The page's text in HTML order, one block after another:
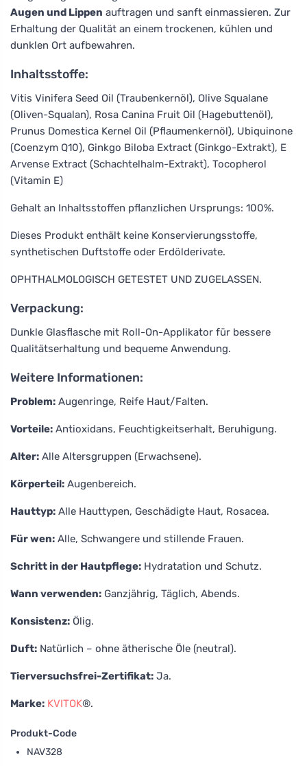
Augen und Lippen auftragen und sanft einmassieren. Zur
Erhaltung der Qualität an einem trockenen, kühlen und
dunklen Ort aufbewahren.
Inhaltsstoffe:
Vitis Vinifera Seed Oil (Traubenkernöl), Olive Squalane
(Oliven-Squalan), Rosa Canina Fruit Oil (Hagebuttenöl),
Prunus Domestica Kernel Oil (Pflaumenkernöl), Ubiquinone
(Coenzym Q10), Ginkgo Biloba Extract (Ginkgo-Extrakt), E
Arvense Extract (Schachtelhalm-Extrakt), Tocopherol
(Vitamin E)
Gehalt an Inhaltsstoffen pflanzlichen Ursprungs: 100%.
Dieses Produkt enthält keine Konservierungsstoffe,
synthetischen Duftstoffe oder Erdölderivate.
OPHTHALMOLOGISCH GETESTET UND ZUGELASSEN.
Verpackung:
Dunkle Glasflasche mit Roll-On-Applikator für bessere
Qualitätserhaltung und bequeme Anwendung.
Weitere Informationen:
Problem: Augenringe, Reife Haut/Falten.
Vorteile: Antioxidans, Feuchtigkeitserhalt, Beruhigung.
Alter: Alle Altersgruppen (Erwachsene).
Körperteil: Augenbereich.
Hauttyp: Alle Hauttypen, Geschädigte Haut, Rosacea.
Für wen: Alle, Schwangere und stillende Frauen.
Schritt in der Hautpflege: Hydratation und Schutz.
Wann verwenden: Ganzjährig, Täglich, Abends.
Konsistenz: Ölig.
Duft: Natürlich – ohne ätherische Öle (neutral).
Tierversuchsfrei-Zertifikat: Ja.
Marke: KVITOK®.
Produkt-Code
NAV328